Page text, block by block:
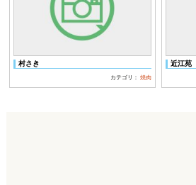
村さき
カテゴリ：焼肉
近江苑